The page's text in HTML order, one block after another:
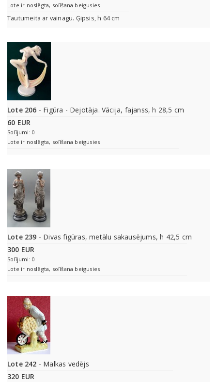
Lote ir noslēgta, solīšana beigusies
Tautumeita ar vainagu. Ģipsis, h 64 cm
Lote 206 - Figūra - Dejotāja. Vācija, fajanss, h 28,5 cm
60 EUR
Solījumi: 0
Lote ir noslēgta, solīšana beigusies
Lote 239 - Divas figūras, metālu sakausējums, h 42,5 cm
300 EUR
Solījumi: 0
Lote ir noslēgta, solīšana beigusies
Lote 242 - Malkas vedējs
320 EUR